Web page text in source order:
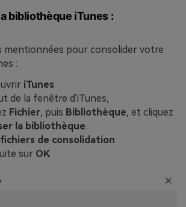
bibliothèque iTunes :
mentionnées pour consolider votre
:
iTunes
de la fenêtre d'iTunes,
Fichier, puis Bibliothèque, et cliquez
la bibliothèque.
fichiers de consolidation
sur OK